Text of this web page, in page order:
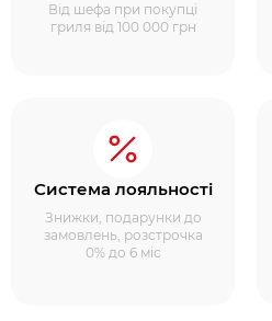
Від шефа при покупці
гриля від 100 000 грн
Система лояльності
Знижки, подарунки до
замовлень, розстрочка
0% до 6 міс